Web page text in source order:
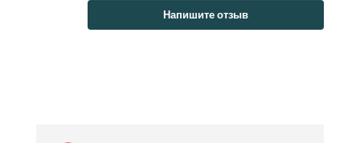
Напишите отзыв